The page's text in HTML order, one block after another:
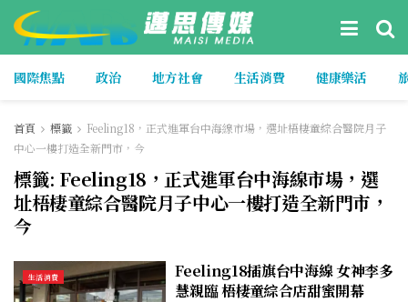
國際焦點 政治 地方社會 生活消費 健康樂活
首頁 標籤
Feeling18，正式進軍台中海線市場，選址梧棲童綜合醫院月子
中心一樓打造全新門市，今
標籤: Feeling18，正式進軍台中海線市場，選
址梧棲童綜合醫院月子中心一樓打造全新門市，
今
生活消費
Feeling18插旗台中海線 女神李多
慧親臨 梧棲童綜合店甜蜜開幕